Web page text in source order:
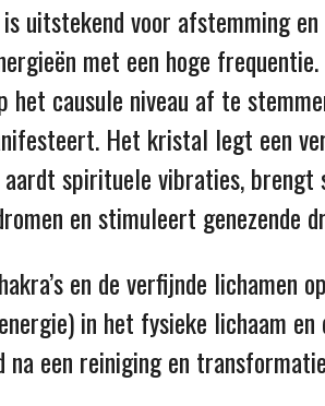
is uitstekend voor afstemming
met een hoge
het causule niveau af te
Het kristal legt een
aardt spirituele vibraties,
en stimuleert genezende
en de verfijnde lichamen
in het fysieke lichaam
na een reiniging en